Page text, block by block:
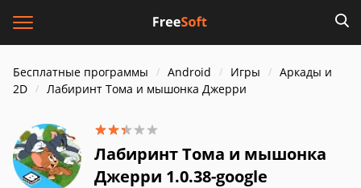
Бесплатные программы Android Игры
Аркады и
2D
Лабиринт Тома и мышонка Джерри
Лабиринт Тома и мышонка
Джерри 1.0.38-google